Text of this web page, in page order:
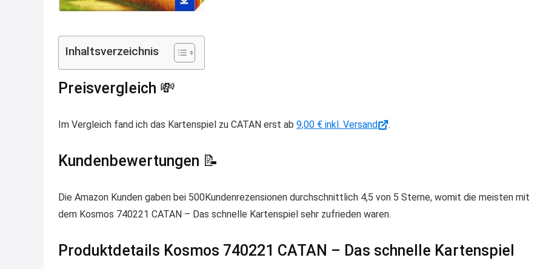
Inhaltsverzeichnis
Preisvergleich 💸
Im Vergleich fand ich das Kartenspiel zu CATAN erst ab 9,00 € inkl. Versand .
Kundenbewertungen 📝
Die Amazon Kunden gaben bei 500Kundenrezensionen durchschnittlich 4,5 von 5 Sterne, womit die meisten mit
dem Kosmos 740221 CATAN – Das schnelle Kartenspiel sehr zufrieden waren.
Produktdetails Kosmos 740221 CATAN – Das schnelle Kartenspiel